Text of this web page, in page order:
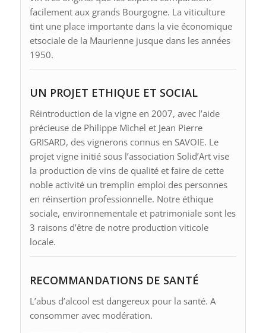
facilement aux grands Bourgogne. La viticulture
tint une place importante dans la vie économique
etsociale de la Maurienne jusque dans les années
1950.
UN PROJET ETHIQUE ET SOCIAL
Réintroduction de la vigne en 2007, avec l’aide
précieuse de Philippe Michel et Jean Pierre
GRISARD, des vignerons connus en SAVOIE. Le
projet vigne initié sous l’association Solid’Art vise
la production de vins de qualité et faire de cette
noble activité un tremplin emploi des personnes
en réinsertion professionnelle. Notre éthique
sociale, environnementale et patrimoniale sont les
3 raisons d’être de notre production viticole
locale.
RECOMMANDATIONS DE SANTÉ
L’abus d’alcool est dangereux pour la santé. A
consommer avec modération.